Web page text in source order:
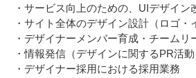
・サービス向上のための、UIデザイン
・サイト全体のデザイン設計（ロゴ・
・デザイナーメンバー育成・チームリ
・情報発信（デザインに関するPR活動
・デザイナー採用における採用業務